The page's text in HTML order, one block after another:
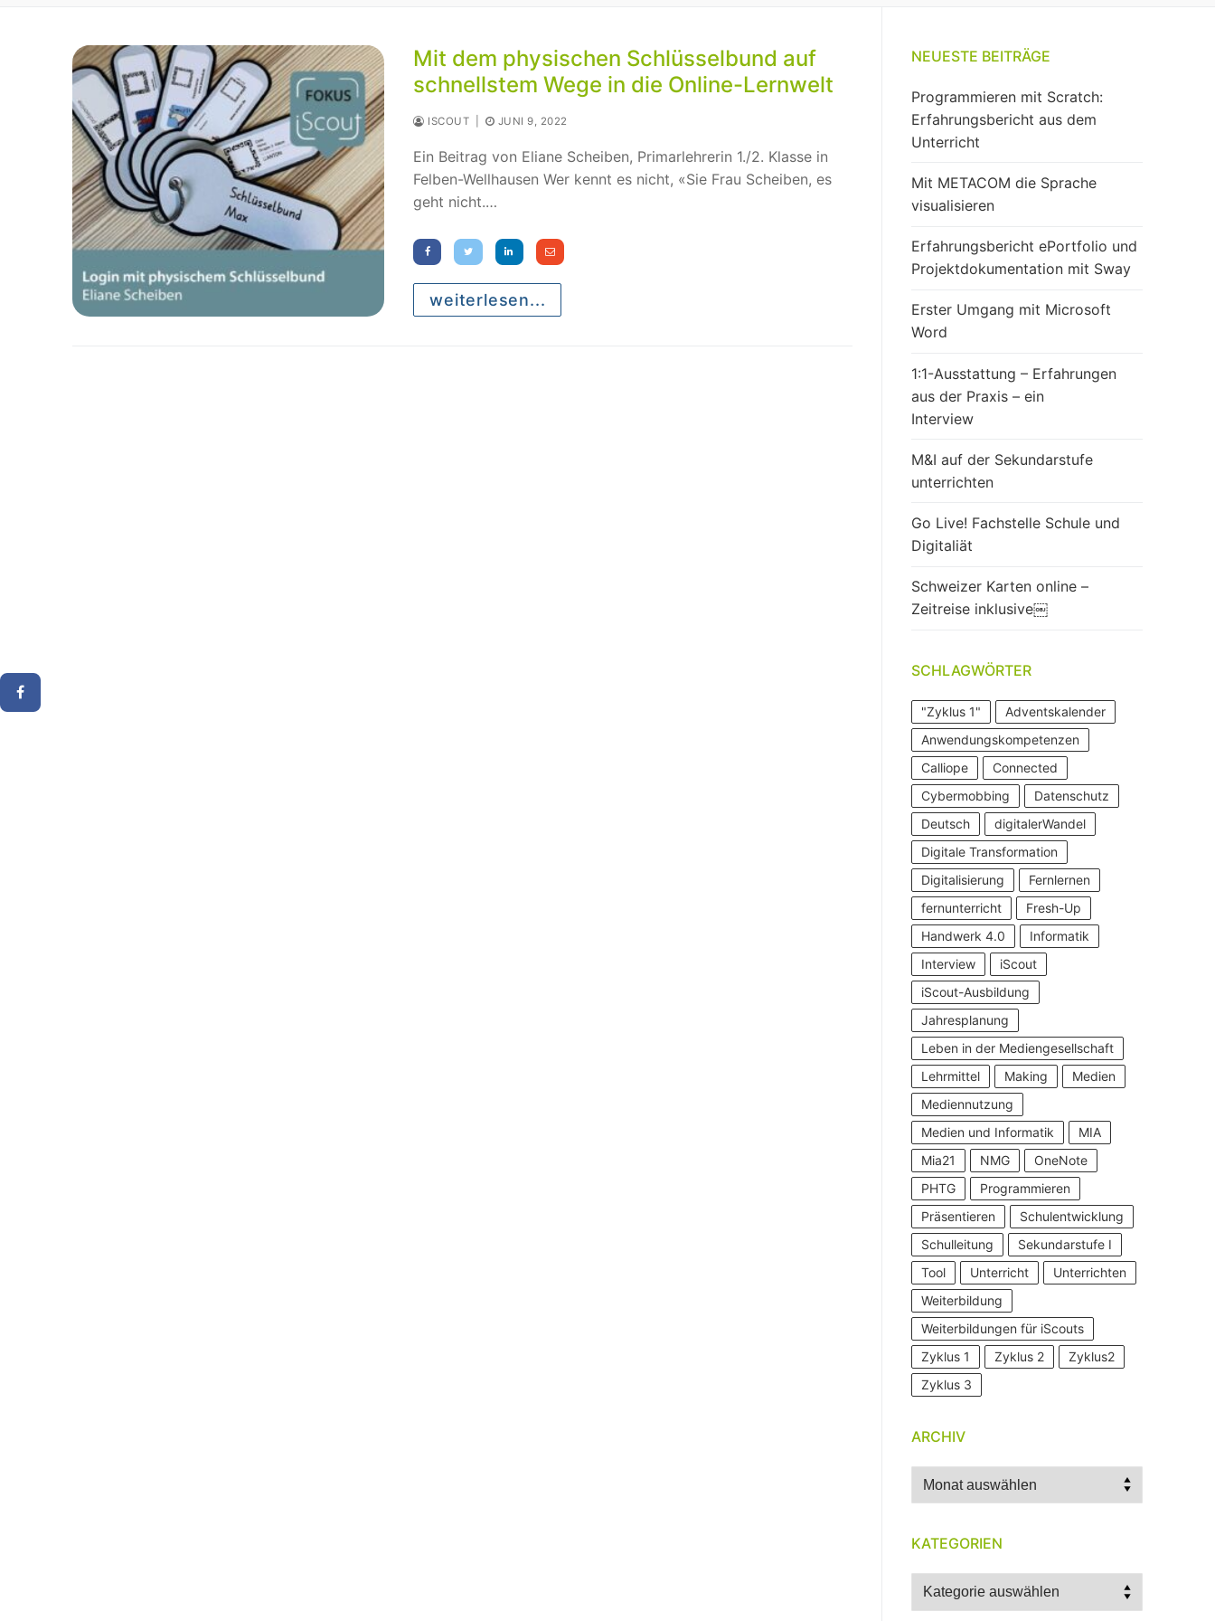
Mit dem physischen Schlüsselbund auf
schnellstem Wege in die Online-Lernwelt
ISCOUT JUNI 9, 2022
Ein Beitrag von Eliane Scheiben, Primarlehrerin 1./2. Klasse in
Felben-Wellhausen Wer kennt es nicht, «Sie Frau Scheiben, es
geht nicht.…
weiterlesen...
NEUESTE BEITRÄGE
Programmieren mit Scratch:
Erfahrungsbericht aus dem
Unterricht
Mit METACOM die Sprache
visualisieren
Erfahrungsbericht ePortfolio und
Projektdokumentation mit Sway
Erster Umgang mit Microsoft
Word
1:1-Ausstattung – Erfahrungen
aus der Praxis – ein
Interview
M&I auf der Sekundarstufe
unterrichten
Go Live! Fachstelle Schule und
Digitaliät
Schweizer Karten online –
Zeitreise inklusive￼
SCHLAGWÖRTER
"Zyklus 1"
Adventskalender
Anwendungskompetenzen
Calliope
Connected
Cybermobbing
Datenschutz
Deutsch
digitalerWandel
Digitale Transformation
Digitalisierung
Fernlernen
fernunterricht
Fresh-Up
Handwerk 4.0
Informatik
Interview
iScout
iScout-Ausbildung
Jahresplanung
Leben in der Mediengesellschaft
Lehrmittel
Making
Medien
Mediennutzung
Medien und Informatik
MIA
Mia21
NMG
OneNote
PHTG
Programmieren
Präsentieren
Schulentwicklung
Schulleitung
Sekundarstufe I
Tool
Unterricht
Unterrichten
Weiterbildung
Weiterbildungen für iScouts
Zyklus 1
Zyklus 2
Zyklus2
Zyklus 3
ARCHIV
Archiv
KATEGORIEN
Kategorien